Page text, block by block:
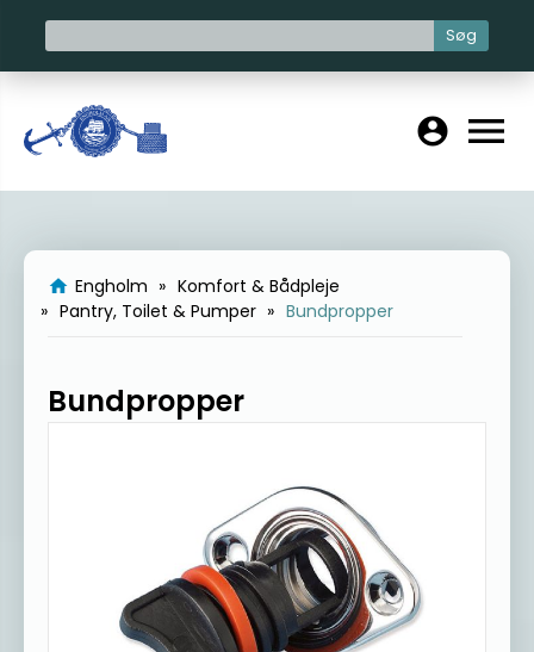
Søg
account_circle menu
home Engholm
Komfort & Bådpleje
Pantry, Toilet & Pumper
Bundpropper
Bundpropper